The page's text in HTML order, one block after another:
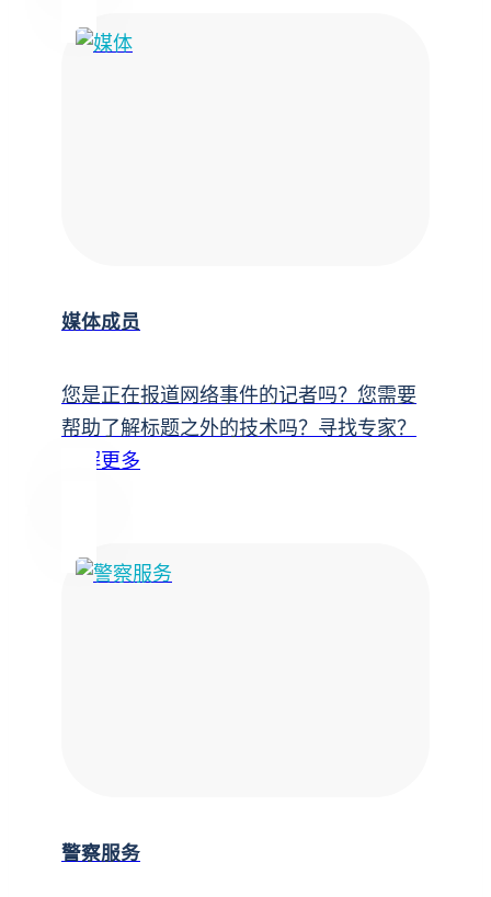
媒体成员
您是正在报道网络事件的记者吗？您需要
帮助了解标题之外的技术吗？寻找专家？
了解更多
警察服务